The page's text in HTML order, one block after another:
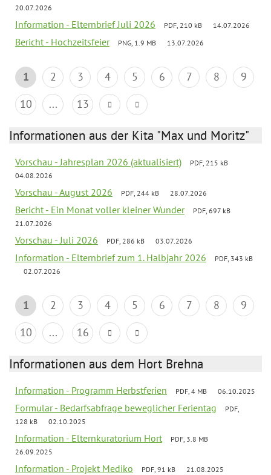
20.07.2026
Information - Elternbrief Juli 2026 PDF, 210 kB 14.07.2026
Bericht - Hochzeitsfeier PNG, 1.9 MB 13.07.2026
1 2 3 4 5 6 7 8
9
10
... 13
Informationen aus der Kita "Max und Moritz"
Vorschau - Jahresplan 2026 (aktualisiert)
PDF, 215 kB
04.08.2026
Vorschau - August 2026 PDF, 244 kB 28.07.2026
Bericht - Ein Monat voller kleiner Wunder
PDF, 697 kB
21.07.2026
Vorschau - Juli 2026 PDF, 286 kB 03.07.2026
Information - Elternbrief zum 1. Halbjahr 2026
PDF, 343 kB
02.07.2026
1 2 3 4 5 6 7 8
9
10
... 16
Informationen aus dem Hort Brehna
Information - Programm Herbstferien PDF, 4 MB 06.10.2025
Formular - Bedarfsabfrage beweglicher Ferientag
PDF,
128 kB
02.10.2025
Information - Elternkuratorium Hort
PDF, 3.8 MB
26.09.2025
Information - Projekt Mediko PDF, 91 kB 21.08.2025